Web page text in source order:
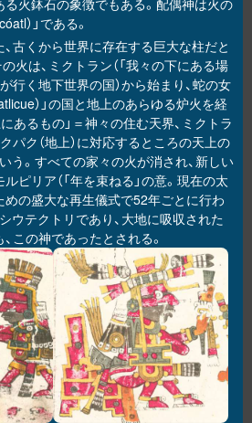
火鉢石の象徴でもある。配偶神は火の
）」である。
古くから世界に存在する巨大な柱だと
火は、ミクトラン（「我々の下にある場
行く地下世界の国）から始まり、蛇の女
）」の国と地上のあらゆる炉火を経
にあるもの」＝神々の住む天界、ミクトラ
クパク（地上）に対応するところの天上の
う。すべての家々の火が消され、新しい
ピリア（「年を束ねる」の意。現在の太
の盛大な再生儀式で52年ごとに行わ
ウテクトリであり、大地に吸収された
この神であったとされる。